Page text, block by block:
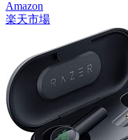
Amazon
楽天市場